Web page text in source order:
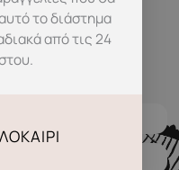
το διάστημα
από τις 24